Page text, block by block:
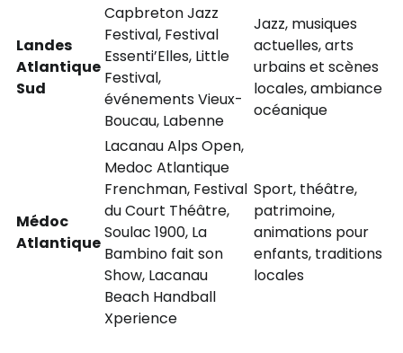
Landes
Atlantique
Sud
Capbreton Jazz
Festival, Festival
Essenti’Elles, Little
Festival,
événements Vieux-
Boucau, Labenne
Jazz, musiques
actuelles, arts
urbains et scènes
locales, ambiance
océanique
Médoc
Atlantique
Lacanau Alps Open,
Medoc Atlantique
Frenchman, Festival
du Court Théâtre,
Soulac 1900, La
Bambino fait son
Show, Lacanau
Beach Handball
Xperience
Sport, théâtre,
patrimoine,
animations pour
enfants, traditions
locales